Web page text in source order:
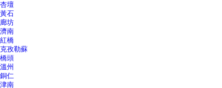
杏壇
黃石
廊坊
濟南
紅橋
克孜勒蘇
橋頭
溫州
銅仁
津南